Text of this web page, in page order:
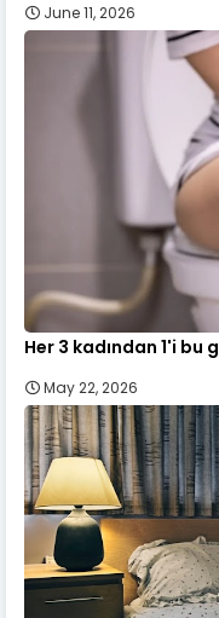
June 11, 2026
Her 3 kadından 1'i bu
May 22, 2026